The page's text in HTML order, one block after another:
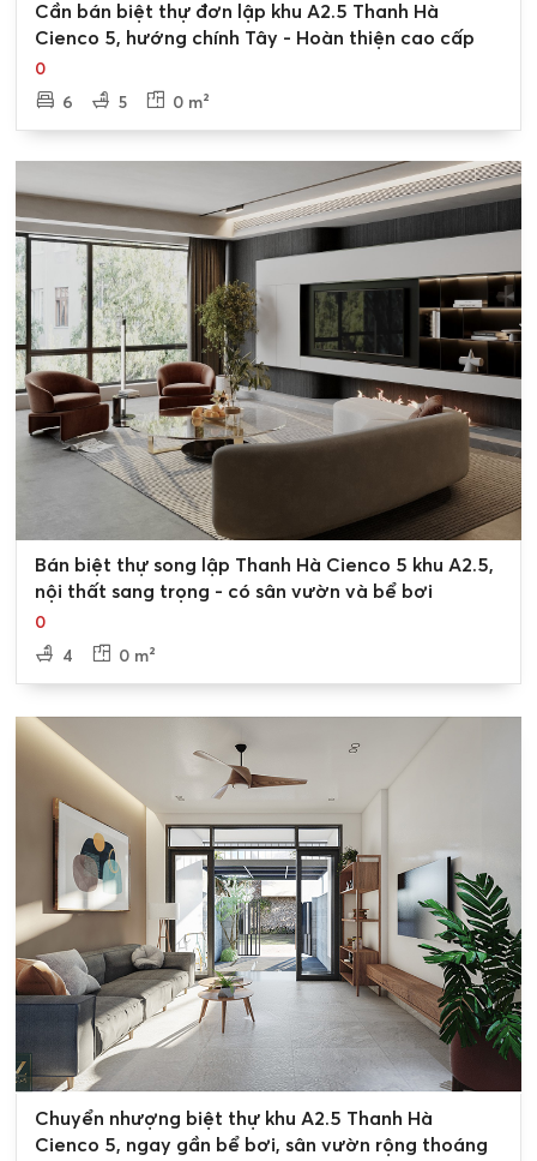
Cần bán biệt thự đơn lập khu A2.5 Thanh Hà
Cienco 5, hướng chính Tây - Hoàn thiện cao cấp
0
6
5 0 m²
Bán biệt thự song lập Thanh Hà Cienco 5 khu A2.5,
nội thất sang trọng - có sân vườn và bể bơi
0
4
0 m²
Chuyển nhượng biệt thự khu A2.5 Thanh Hà
Cienco 5, ngay gần bể bơi, sân vườn rộng thoáng